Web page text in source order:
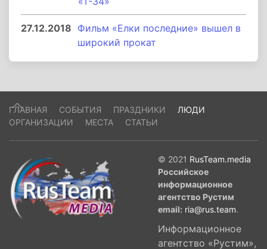
27.12.2018 Фильм «Елки последние» вышел в
широкий прокат
ГЛАВНАЯ СОБЫТИЯ ПРАЗДНИКИ
ЛЮДИ
ОРГАНИЗАЦИИ
МЕСТА СТАТЬИ
© 2021 RusTeam.media
Российское
информационное
агентство Рустим
email: ria@rus.team.
Информационное
агентство «Рустим»,